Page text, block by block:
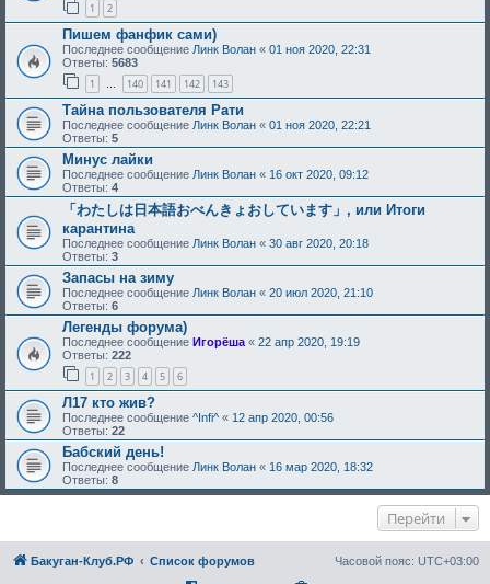
1 2
Пишем фанфик сами)
Последнее сообщение Линк Волан « 01 ноя 2020, 22:31
Ответы: 5683
1 … 140 141 142 143
Тайна пользователя Рати
Последнее сообщение Линк Волан « 01 ноя 2020, 22:21
Ответы: 5
Минус лайки
Последнее сообщение Линк Волан « 16 окт 2020, 09:12
Ответы: 4
「わたしは日本語おべんきょおしています」, или Итоги
карантина
Последнее сообщение Линк Волан « 30 авг 2020, 20:18
Ответы: 3
Запасы на зиму
Последнее сообщение Линк Волан « 20 июл 2020, 21:10
Ответы: 6
Легенды форума)
Последнее сообщение Игорёша « 22 апр 2020, 19:19
Ответы: 222
1 2 3 4 5 6
Л17 кто жив?
Последнее сообщение ^Infi^ « 12 апр 2020, 00:56
Ответы: 22
Бабский день!
Последнее сообщение Линк Волан « 16 мар 2020, 18:32
Ответы: 8
Перейти
Бакуган-Клуб.РФ Список форумов Часовой пояс: UTC+03:00